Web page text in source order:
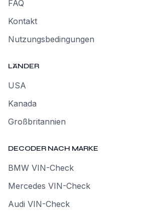
FAQ
Kontakt
Nutzungsbedingungen
LÄNDER
USA
Kanada
Großbritannien
DECODER NACH MARKE
BMW VIN-Check
Mercedes VIN-Check
Audi VIN-Check